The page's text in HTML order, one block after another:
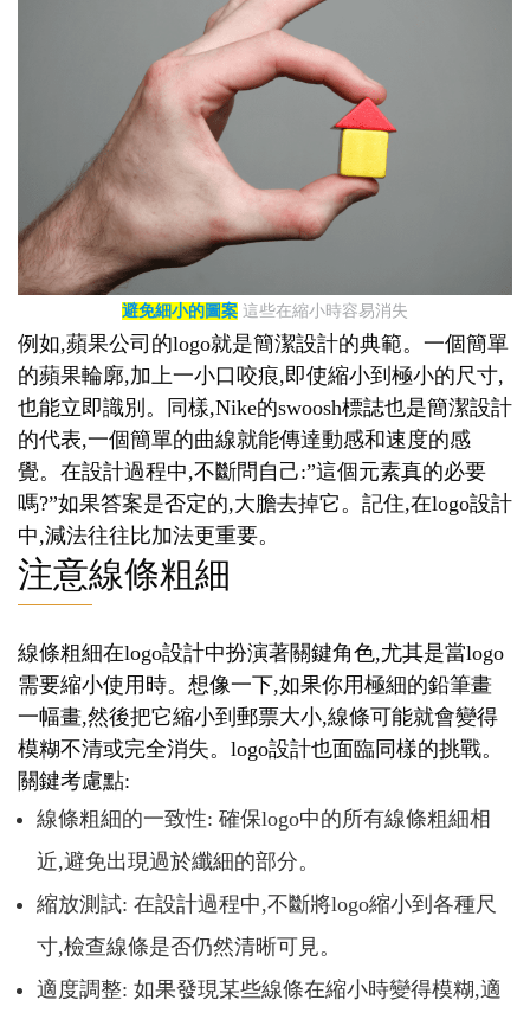
避免細小的圖案 這些在縮小時容易消失
例如,蘋果公司的logo就是簡潔設計的典範。一個簡單
的蘋果輪廓,加上一小口咬痕,即使縮小到極小的尺寸,
也能立即識別。同樣,Nike的swoosh標誌也是簡潔設計
的代表,一個簡單的曲線就能傳達動感和速度的感
覺。在設計過程中,不斷問自己:”這個元素真的必要
嗎?”如果答案是否定的,大膽去掉它。記住,在logo設計
中,減法往往比加法更重要。
注意線條粗細
線條粗細在logo設計中扮演著關鍵角色,尤其是當logo
需要縮小使用時。想像一下,如果你用極細的鉛筆畫
一幅畫,然後把它縮小到郵票大小,線條可能就會變得
模糊不清或完全消失。logo設計也面臨同樣的挑戰。
關鍵考慮點:
線條粗細的一致性: 確保logo中的所有線條粗細相
近,避免出現過於纖細的部分。
縮放測試: 在設計過程中,不斷將logo縮小到各種尺
寸,檢查線條是否仍然清晰可見。
適度調整: 如果發現某些線條在縮小時變得模糊,適